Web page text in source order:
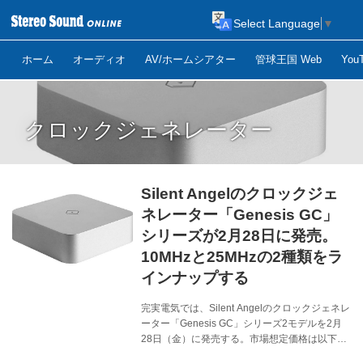
ホーム オーディオ AV/ホームシアター 管球王国 Web
Select Language ▼
クロックジェネレーター
Silent Angelのクロックジェ
ネレーター「Genesis GC」
シリーズが2月28日に発売。
10MHzと25MHzの2種類をラ
インナップする
完実電気では、Silent Angelのクロックジェネレ
ーター「Genesis GC」シリーズ2モデルを2月
28日（金）に発売する。市場想定価格は以下の